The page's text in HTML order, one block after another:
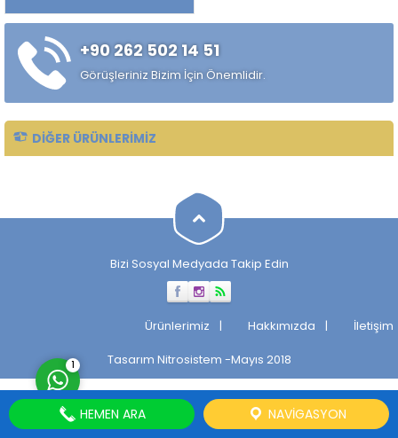
ve makine ekipmanlarında
kullanılan, yüksek ölçü
hassasiyetine sahip soğuk
çekilmiş çelik mil ürünüdür.
Standart sıcak haddelenmiş
çeliklere kıyasla daha
+90 262 502 14 51
Görüşleriniz Bizim İçin Önemlidir.
DIĞER ÜRÜNLERIMIZ
Bizi Sosyal Medyada Takip Edin
Ürünlerimiz Hakkımızda
İletişim
Tasarım Nitrosistem -Mayıs 2018
Cevap Yaz
1
HEMEN ARA NAVIGASYON